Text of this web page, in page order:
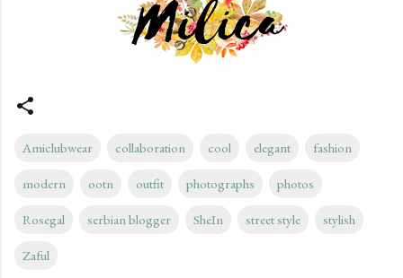
Amiclubwear collaboration cool elegant fashion
modern ootn outfit photographs photos
Rosegal serbian blogger SheIn street style stylish
Zaful